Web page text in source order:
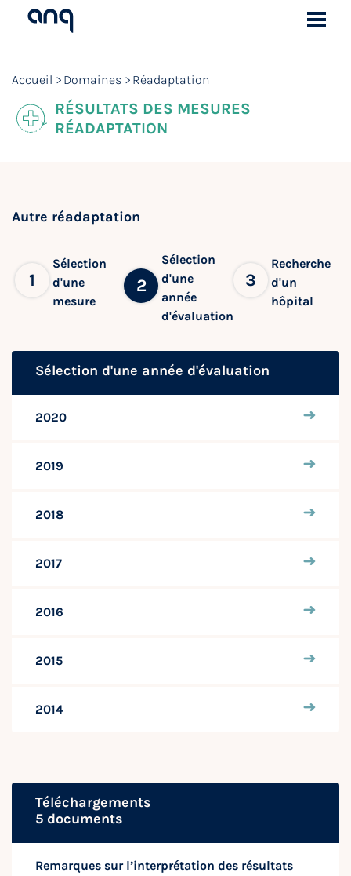
Accueil Domaines Réadaptation
RÉSULTATS DES MESURES
RÉADAPTATION
Autre réadaptation
1
Sélection
d'une
mesure
2
Sélection
d'une
année
d'évaluation
3
Recherche
d'un
hôpital
Sélection d'une année d'évaluation
2020
2019
2018
2017
2016
2015
2014
Téléchargements
5 documents
Remarques sur l’interprétation des résultats